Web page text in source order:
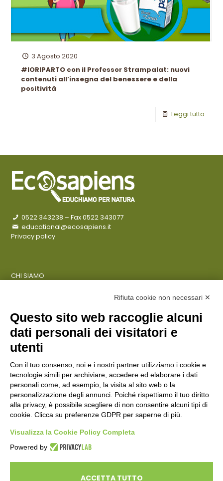
3 Agosto 2020
#IORIPARTO con il Professor Strampalat: nuovi
contenuti all’insegna del benessere e della
positività
Leggi tutto
0522 343238 – Fax 0522 343077
educational@ecosapiens.it
Privacy policy
CHI SIAMO
ENTI PUBBLICI
SCUOLE
CITTADINI E FAMIGLIE
CONTATTI
Seguici su:
Italiano
ECOSAPIENS è un marchio L’Ovile Cooperativa Sociale
Rifiuta cookie non necessari ✕
Questo sito web raccoglie alcuni
dati personali dei visitatori e
utenti
Con il tuo consenso, noi e i nostri partner utilizziamo i cookie e
tecnologie simili per archiviare, accedere ed elaborare i dati
personali come, ad esempio, la visita al sito web o la
personalizzazione degli annunci. Poiché rispettiamo il tuo diritto
alla privacy, è possibile scegliere di non consentire alcuni tipi di
cookie. Clicca su preferenze GDPR per saperne di più.
Visualizza la Cookie Policy Completa
Powered by
ACCETTA TUTTO